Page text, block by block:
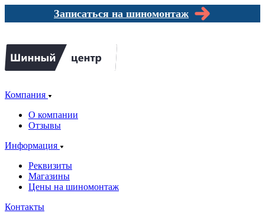
Записаться на шиномонтаж
Компания
О компании
Отзывы
Информация
Реквизиты
Магазины
Цены на шиномонтаж
Контакты